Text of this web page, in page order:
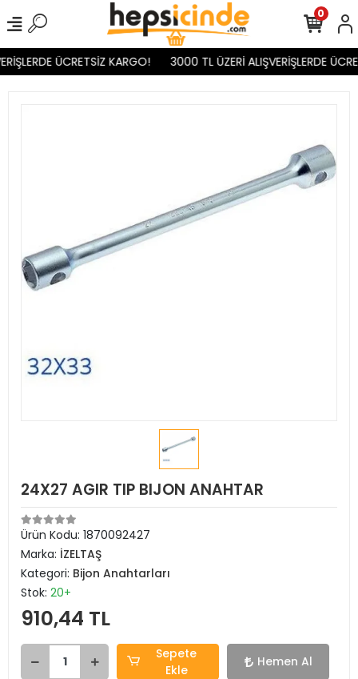
ÜCRETSİZ KARGO! 3000 TL ÜZERİ ALIŞVERİŞLERDE
0
24X27 AGIR TIP BIJON ANAHTAR
Ürün Kodu: 1870092427
Marka: İZELTAŞ
Kategori: Bijon Anahtarları
Stok: 20+
910,44 TL
Sepete
Ekle
Hemen Al